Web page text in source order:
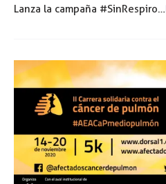
Lanza la campaña #SinRespiro…